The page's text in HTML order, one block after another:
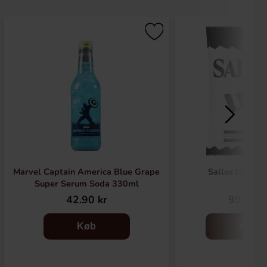
Marvel Captain America Blue Grape
Super Serum Soda 330ml
42.90 kr
Køb
Sallos